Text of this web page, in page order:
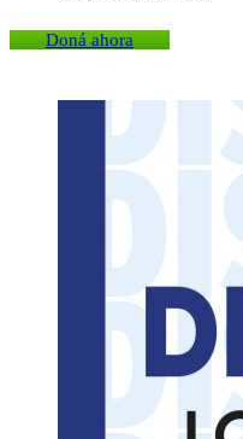
Doná ahora